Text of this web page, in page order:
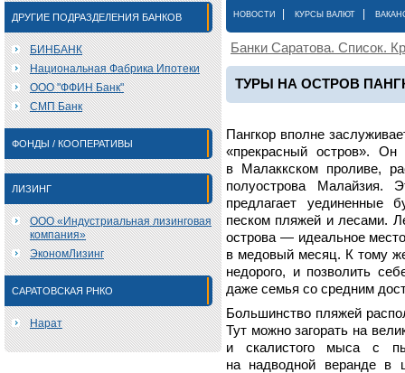
ДРУГИЕ ПОДРАЗДЕЛЕНИЯ БАНКОВ
БИНБАНК
Национальная Фабрика Ипотеки
ООО "ФФИН Банк"
СМП Банк
ФОНДЫ / КООПЕРАТИВЫ
ЛИЗИНГ
ООО «Индустриальная лизинговая
компания»
ЭкономЛизинг
САРАТОВСКАЯ РНКО
Нарат
НОВОСТИ КУРСЫ ВАЛЮТ
Банки Саратова. Список.
ТУРЫ НА ОСТРОВ
Пангкор вполне
«прекрасный остров». Он
в Малаккском проливе,
полуострова Малайзия.
предлагает уединенные
песком пляжей и лесами.
острова — идеальное
в медовый месяц. К тому
недорого, и позволить
даже семья со средним
Большинство пляжей
Тут можно загорать на
и скалистого мыса с
на надводной веранде в